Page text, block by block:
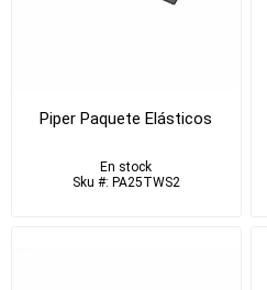
Piper Paquete Elásticos
En stock
Sku #: PA25TWS2